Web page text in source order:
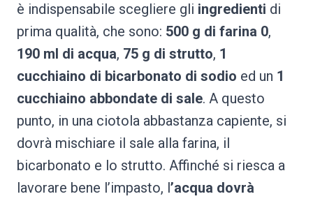
è indispensabile scegliere gli ingredienti di
prima qualità, che sono: 500 g di farina 0,
190 ml di acqua, 75 g di strutto, 1
cucchiaino di bicarbonato di sodio ed un 1
cucchiaino abbondate di sale. A questo
punto, in una ciotola abbastanza capiente, si
dovrà mischiare il sale alla farina, il
bicarbonato e lo strutto. Affinché si riesca a
lavorare bene l’impasto, l’acqua dovrà